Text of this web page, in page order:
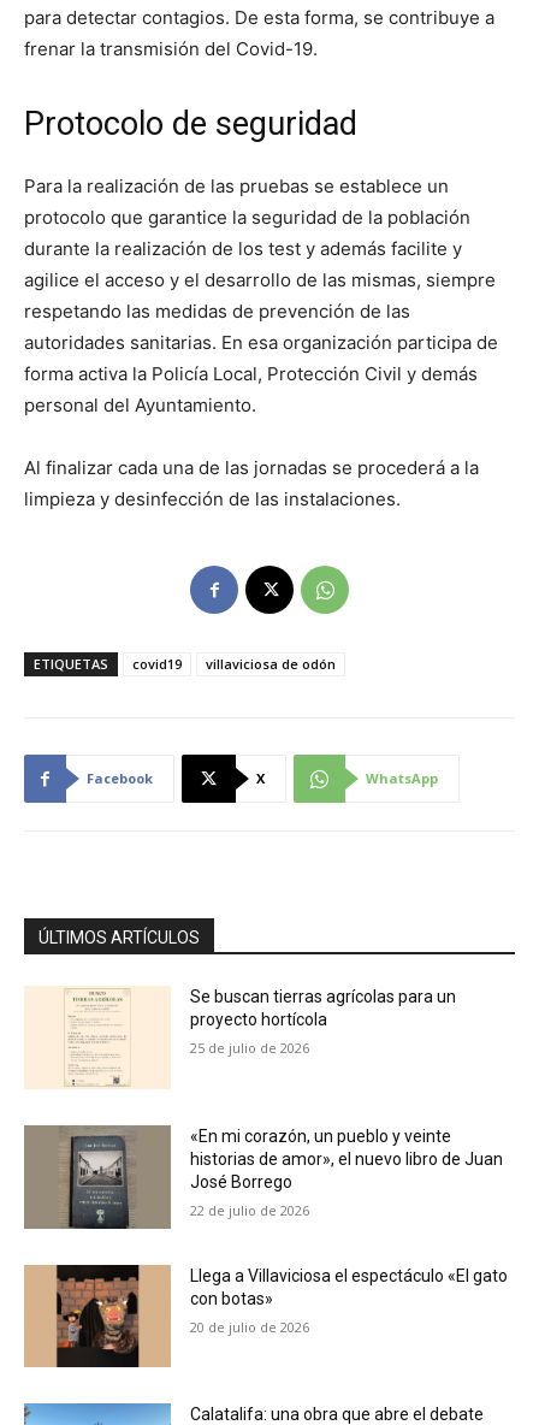
para detectar contagios. De esta forma, se contribuye a
frenar la transmisión del Covid-19.
Protocolo de seguridad
Para la realización de las pruebas se establece un
protocolo que garantice la seguridad de la población
durante la realización de los test y además facilite y
agilice el acceso y el desarrollo de las mismas, siempre
respetando las medidas de prevención de las
autoridades sanitarias. En esa organización participa de
forma activa la Policía Local, Protección Civil y demás
personal del Ayuntamiento.
Al finalizar cada una de las jornadas se procederá a la
limpieza y desinfección de las instalaciones.
ETIQUETAS covid19 villaviciosa de odón
Facebook X WhatsApp
ÚLTIMOS ARTÍCULOS
Se buscan tierras agrícolas para un
proyecto hortícola
25 de julio de 2026
«En mi corazón, un pueblo y veinte
historias de amor», el nuevo libro de Juan
José Borrego
22 de julio de 2026
Llega a Villaviciosa el espectáculo «El gato
con botas»
20 de julio de 2026
Calatalifa: una obra que abre el debate